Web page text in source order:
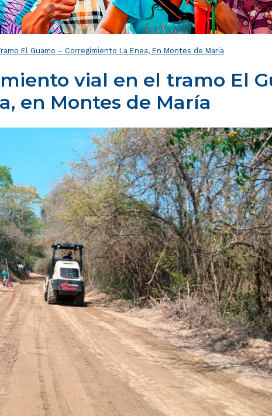
El Guamo – Corregimiento La Enea, En Montes de María
vial en el tramo El
en Montes de María